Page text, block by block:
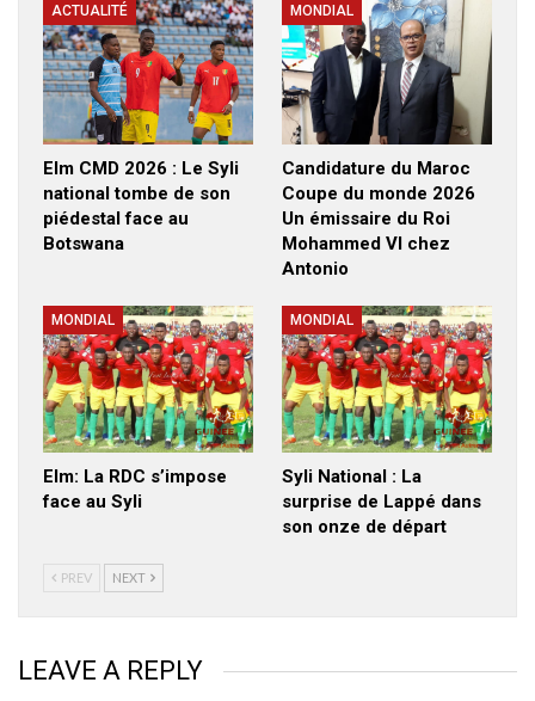
ACTUALITÉ
Elm CMD 2026 : Le Syli
national tombe de son
piédestal face au
Botswana
MONDIAL
Candidature du Maroc
Coupe du monde 2026
Un émissaire du Roi
Mohammed VI chez
Antonio
MONDIAL
Elm: La RDC s’impose
face au Syli
MONDIAL
Syli National : La
surprise de Lappé dans
son onze de départ
PREV NEXT
LEAVE A REPLY